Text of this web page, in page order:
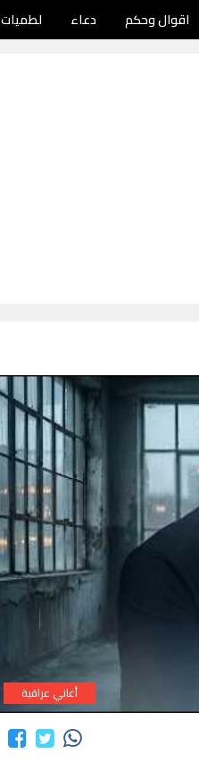
اقوال وحكم دعاء لطميات
أغاني عراقية